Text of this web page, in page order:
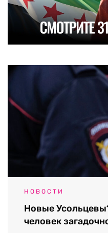
НОВОСТИ
Новые
человек